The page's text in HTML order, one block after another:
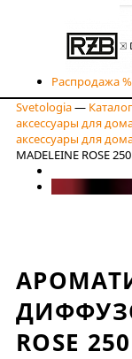
Распродажа %
Svetologia— Каталог
аксессуары для
аксессуары для
MADELEINE ROSE
ROSE